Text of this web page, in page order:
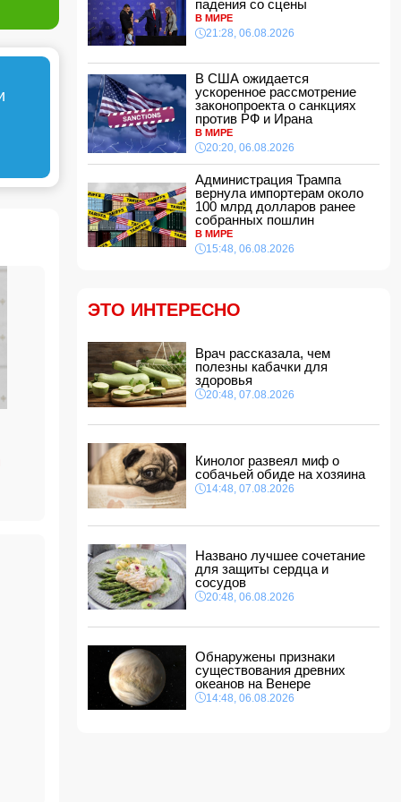
эстетической операции, проведенной
Сеймуром Мамедовым
15:28, 07.08.2026
Алтай Байындыр продолжит карьеру в Ла
Лиге
15:08, 07.08.2026
ВС РФ взяли под контроль Анискино в
Харьковской области
15:00, 07.08.2026
Кинолог развеял миф о собачьей обиде на
хозяина
14:48, 07.08.2026
По делу Arzum 9999 назначена повторная
комплексная экспертиза
14:28, 07.08.2026
На Самира Шарифова возложены новые
полномочия
14:14, 07.08.2026
должности посла
14:10, 07.08.2026
Моуринью в шоке после отказа Родри от
перехода в "Реал"
Ильхам Алиев подписал распоряжения в
связи с двумя дипломатами
14:00, 07.08.2026
Прогноз погоды в Азербайджане на 8 августа
12:48, 07.08.2026
В Азербайджане ищут сотрудников с
зарплатой до 10 000 манатов
12:40, 07.08.2026
падения со сцены
В МИРЕ
21:28, 06.08.2026
В США ожидается
ускоренное рассмотрение
законопроекта о санкциях
против РФ и Ирана
В МИРЕ
20:20, 06.08.2026
Администрация Трампа
вернула импортерам около
100 млрд долларов ранее
собранных пошлин
В МИРЕ
15:48, 06.08.2026
ЭТО ИНТЕРЕСНО
Врач рассказала, чем
полезны кабачки для
здоровья
20:48, 07.08.2026
Кинолог развеял миф о
собачьей обиде на хозяина
14:48, 07.08.2026
Названо лучшее сочетание
для защиты сердца и
сосудов
20:48, 06.08.2026
Обнаружены признаки
существования древних
океанов на Венере
14:48, 06.08.2026